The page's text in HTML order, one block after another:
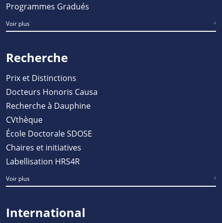
Programmes Gradués
Voir plus
Recherche
Prix et Distinctions
Docteurs Honoris Causa
Recherche à Dauphine
CVthèque
École Doctorale SDOSE
Chaires et initiatives
Labellisation HRS4R
Voir plus
International